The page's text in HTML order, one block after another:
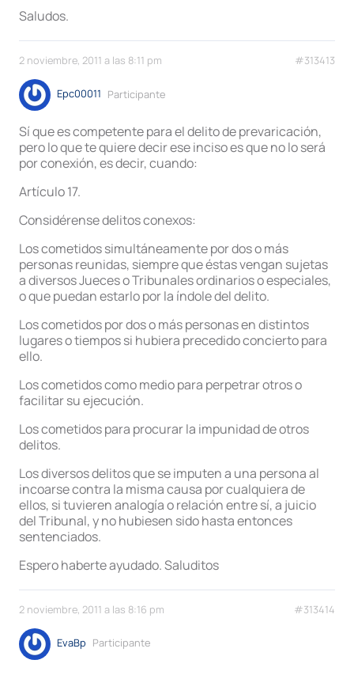
Saludos.
2 noviembre, 2011 a las 8:11 pm #313413
Epc00011 Participante
Sí que es competente para el delito de prevaricación,
pero lo que te quiere decir ese inciso es que no lo será
por conexión, es decir, cuando:
Artículo 17.
Considérense delitos conexos:
Los cometidos simultáneamente por dos o más
personas reunidas, siempre que éstas vengan sujetas
a diversos Jueces o Tribunales ordinarios o especiales,
o que puedan estarlo por la índole del delito.
Los cometidos por dos o más personas en distintos
lugares o tiempos si hubiera precedido concierto para
ello.
Los cometidos como medio para perpetrar otros o
facilitar su ejecución.
Los cometidos para procurar la impunidad de otros
delitos.
Los diversos delitos que se imputen a una persona al
incoarse contra la misma causa por cualquiera de
ellos, si tuvieren analogía o relación entre sí, a juicio
del Tribunal, y no hubiesen sido hasta entonces
sentenciados.
Espero haberte ayudado. Saluditos
2 noviembre, 2011 a las 8:16 pm #313414
EvaBp Participante